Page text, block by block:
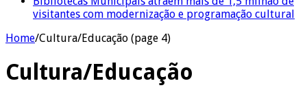
visitantes com modernização e programação cultural
Home/Cultura/Educação (page 4)
Cultura/Educação